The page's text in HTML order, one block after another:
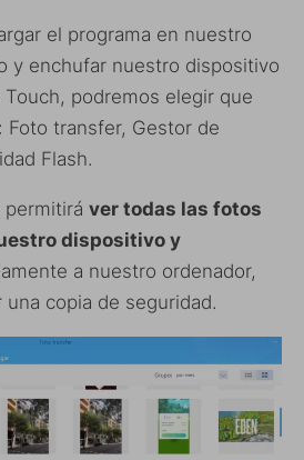
el programa en nuestro
y enchufar nuestro dispositivo
Touch, podremos elegir que
Foto transfer, Gestor de
Flash.
permitirá ver todas las fotos
dispositivo y
a nuestro ordenador,
copia de seguridad.